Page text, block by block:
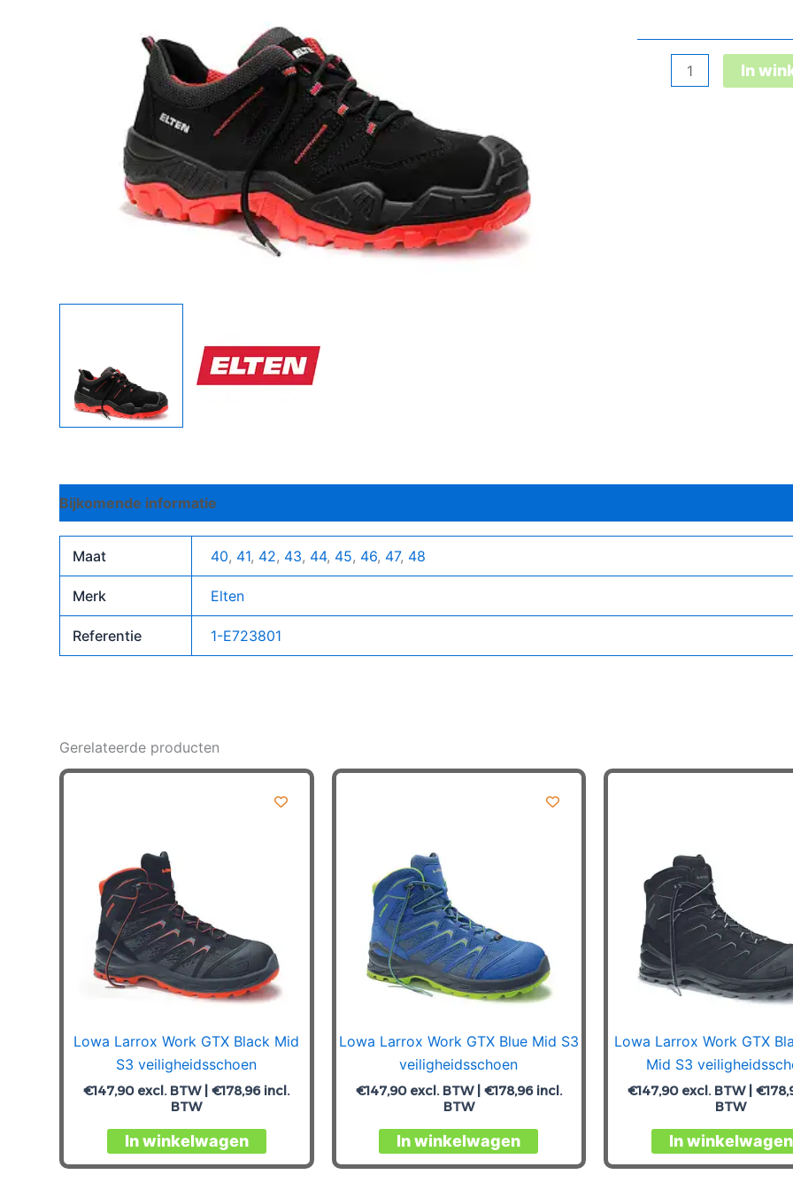
Quentin
Black-
In
Bijkomende informatie
Maat 40, 41, 42, 43, 44, 45, 46, 47, 48
Merk Elten
Referentie 1-E723801
Gerelateerde producten
Lowa Larrox Work GTX Black Mid
S3 veiligheidsschoen
€147,90excl. BTW |€178,96incl.
BTW
In winkelwagen
Dit
product
Lowa Larrox Work GTX Blue Mid S3
veiligheidsschoen
€147,90excl. BTW | €178,96incl.
BTW
In winkelwagen
Dit
product
Lowa Larrox Work GTX
Mid S3
€147,90excl. BTW |€
BTW
In winkelwagen